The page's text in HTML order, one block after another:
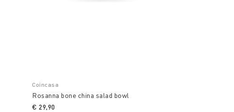
Coincasa
Rosanna bone china salad bowl
€ 29,90